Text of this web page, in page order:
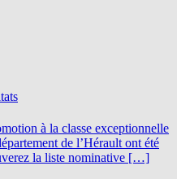
à la classe exceptionnelle
de l’Hérault ont été
la liste nominative […]